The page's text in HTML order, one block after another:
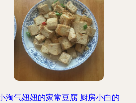
淘气妞妞的家常豆腐 厨房小白的